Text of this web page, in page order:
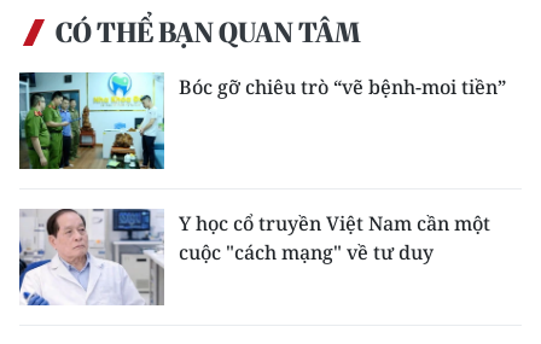
CÓ THỂ BẠN QUAN TÂM
Bóc gỡ chiêu trò “vẽ bệnh-moi tiền”
Y học cổ truyền Việt Nam cần một
cuộc "cách mạng" về tư duy